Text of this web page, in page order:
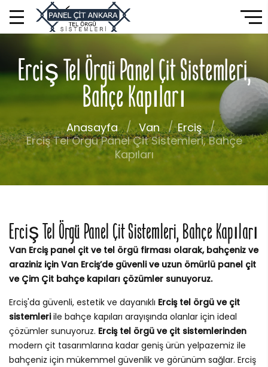
Erciş Tel Örgü Panel Çit Sistemleri,
Bahçe Kapıları
Anasayfa Van
Erciş
Erciş Tel Örgü Panel Çit Sistemleri, Bahçe
Kapıları
Erciş Tel Örgü Panel Çit Sistemleri, Bahçe Kapıları
Van Erciş panel çit ve tel örgü firması olarak, bahçeniz ve
araziniz için Van Erciş’de güvenli ve uzun ömürlü panel çit
ve Çim Çit bahçe kapıları çözümler sunuyoruz.
Erciş'da güvenli, estetik ve dayanıklı Erciş tel örgü ve çit
sistemleriile bahçe kapıları arayışında olanlar için ideal
çözümler sunuyoruz. Erciş tel örgü ve çit sistemlerinden
modern çit tasarımlarına kadar geniş ürün yelpazemiz ile
bahçeniz için mükemmel güvenlik ve görünüm sağlar. Erciş